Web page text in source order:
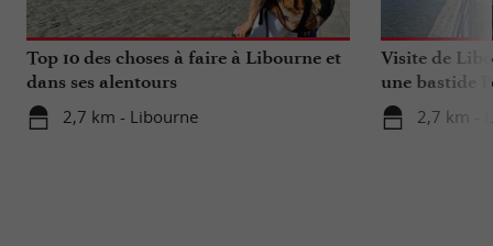
Top 10 des choses à faire à Libourne et
dans ses alentours
2,7 km - Libourne
Visite de
une bastide
2,7 km -